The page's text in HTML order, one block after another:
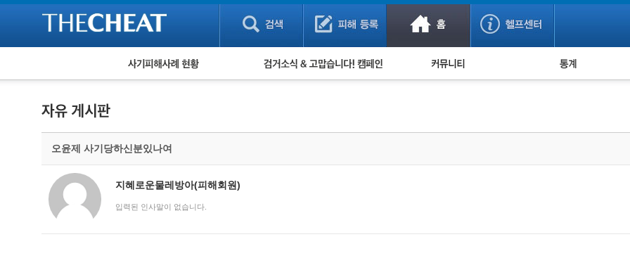
피해사례 현황
보이스피싱 피해사례
유해사이트 목록
비공개 피해사례
워킹홀리데이 피해사례
검거 소식 사기 예방했어요! 누적 피해사례 통계
오윤제 사기당하신분있나여
지혜로운물레방아(피해회원)
입력된 인사말이 없습니다.